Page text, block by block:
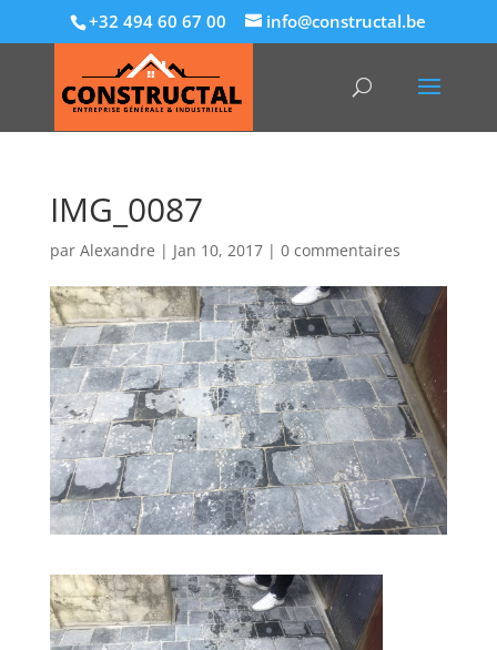
+32 494 60 67 00 info@constructal.be
IMG_0087
par Alexandre | Jan 10, 2017| 0 commentaires